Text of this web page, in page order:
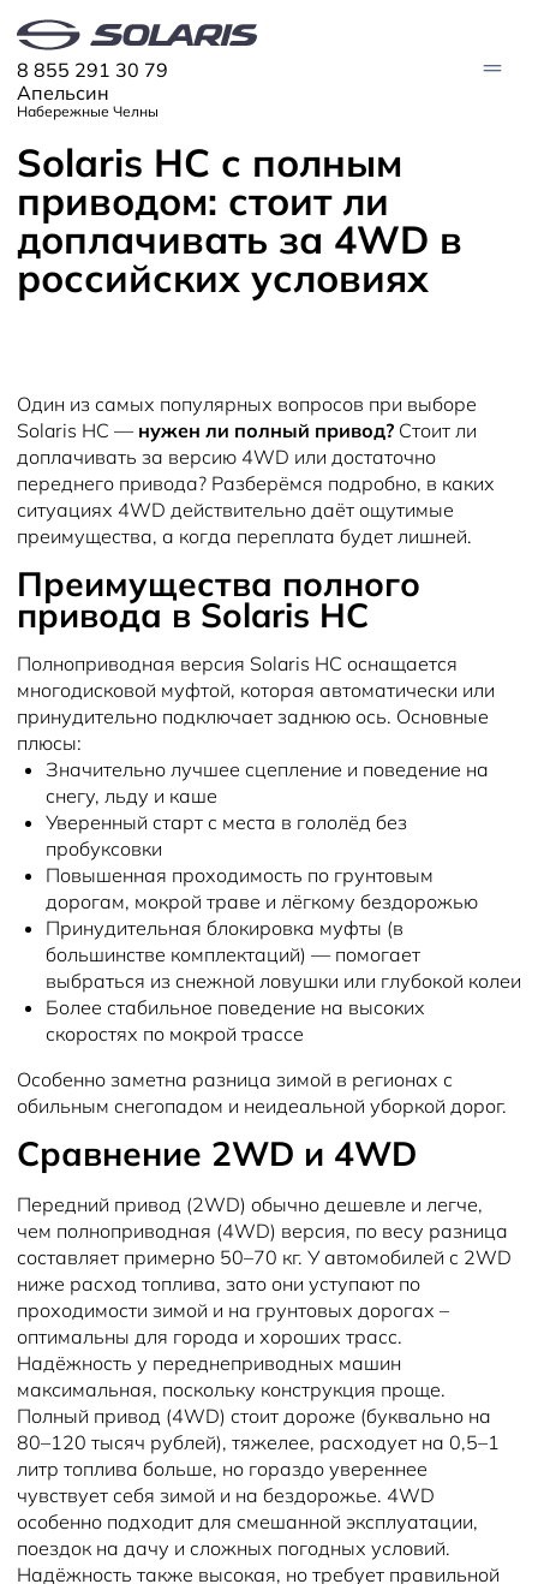
Апельсин
Набережные Челны
8 855 291 30 79
МОДЕЛИ
Solaris HC
Solaris KRX
Solaris KRS
Solaris HS
ЦИФРОВОЙ АВТОМОБИЛЬ
ПОКУПАТЕЛЯМ
Оригинальные аксессуары
Тест-драйв
Solaris Страхование
Solaris Забота
Плати частями
Запасные части
Запись на сервис
Гарантия
Руководства
Помощь на дорогах
О ДИЛЕРЕ
Контакты
Информация о дилере
Новости
Solaris HC с полным
приводом: стоит ли
доплачивать за 4WD в
российских условиях
Один из самых популярных вопросов при выборе
Solaris HC — нужен ли полный привод? Стоит ли
доплачивать за версию 4WD или достаточно
переднего привода? Разберёмся подробно, в каких
ситуациях 4WD действительно даёт ощутимые
преимущества, а когда переплата будет лишней.
Преимущества полного
привода в Solaris HC
Полноприводная версия Solaris HC оснащается
многодисковой муфтой, которая автоматически или
принудительно подключает заднюю ось. Основные
плюсы:
Значительно лучшее сцепление и поведение на
снегу, льду и каше
Уверенный старт с места в гололёд без
пробуксовки
Повышенная проходимость по грунтовым
дорогам, мокрой траве и лёгкому бездорожью
Принудительная блокировка муфты (в
большинстве комплектаций) — помогает
выбраться из снежной ловушки или глубокой колеи
Более стабильное поведение на высоких
скоростях по мокрой трассе
Особенно заметна разница зимой в регионах с
обильным снегопадом и неидеальной уборкой дорог.
Сравнение 2WD и 4WD
Передний привод (2WD) обычно дешевле и легче,
чем полноприводная (4WD) версия, по весу разница
составляет примерно 50–70 кг. У автомобилей с 2WD
ниже расход топлива, зато они уступают по
проходимости зимой и на грунтовых дорогах –
оптимальны для города и хороших трасс.
Надёжность у переднеприводных машин
максимальная, поскольку конструкция проще.
Полный привод (4WD) стоит дороже (буквально на
80–120 тысяч рублей), тяжелее, расходует на 0,5–1
литр топлива больше, но гораздо увереннее
чувствует себя зимой и на бездорожье. 4WD
особенно подходит для смешанной эксплуатации,
поездок на дачу и сложных погодных условий.
Надёжность также высокая, но требует правильной